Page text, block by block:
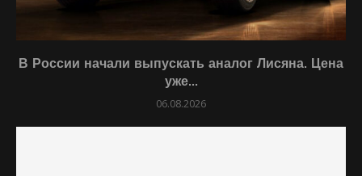
В России начали выпускать аналог Лисяна. Цена
уже...
06.08.2026